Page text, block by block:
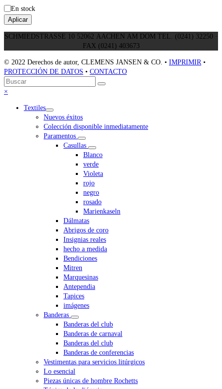
Estado
En stock
Aplicar
SCHMIEDSTRASSE 10 52062 AACHEN AM DOM TEL. (0241) 32250 ·
FAX (0241) 403673
© 2022 Derechos de autor, CLEMENS JANSEN & CO. • IMPRIMIR•
PROTECCIÓN DE DATOS • CONTACTO
Volver
arriba
Buscar
Enviar
×
menu
Textiles
Nuevos éxitos
Colección disponible inmediatamente
Paramentos
Casullas
Blanco
verde
Violeta
rojo
negro
rosado
Marienkaseln
Dálmatas
Abrigos de coro
Insignias reales
hecho a medida
Bendiciones
Mitren
Marquesinas
Antependia
Tapices
imágenes
Banderas
Banderas del club
Banderas de carnaval
Banderas del club
Banderas de conferencias
Vestimentas para servicios litúrgicos
Lo esencial
Piezas únicas de hombre Rochetts